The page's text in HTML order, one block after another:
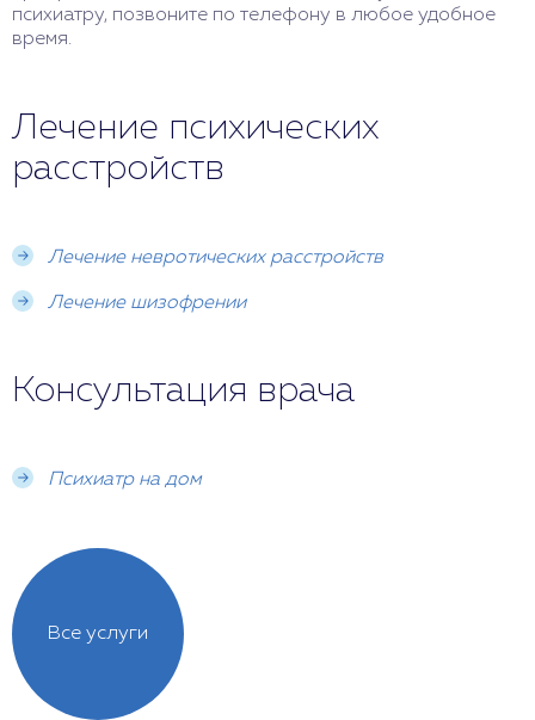
психиатру, позвоните по телефону в любое удобное
время.
Лечение психических
расстройств
Лечение невротических расстройств
Лечение шизофрении
Консультация врача
Психиатр на дом
Все услуги